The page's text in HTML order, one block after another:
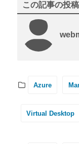
この記事の投
Azure
Virtual Desktop